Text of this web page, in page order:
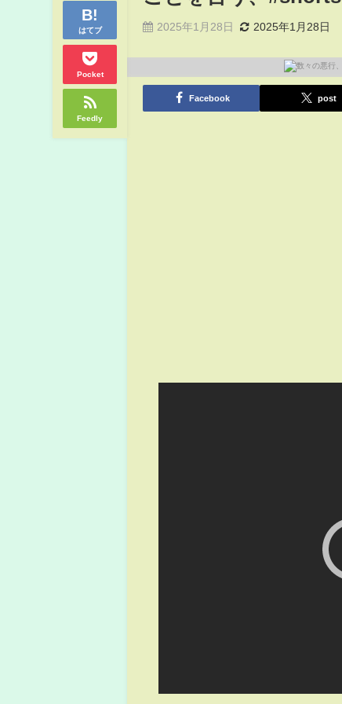
はてブ
Pocket
Feedly
2025年1月28日 2025年1月28日
Facebook post